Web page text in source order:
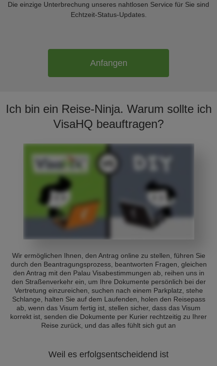
Die einzige Unterbrechung unseres nahtlosen Service für Sie sind
Echtzeit-Status-Updates.
Anfangen
Ich bin ein Reise-Ninja. Warum sollte ich
VisaHQ beauftragen?
Wir ermöglichen Ihnen, den Antrag online zu stellen, führen Sie
durch den Beantragungsprozess, beantworten Fragen, gleichen
den Antrag mit den Palau Visabestimmungen ab, reihen uns in
den Straßenverkehr ein, um Ihre Dokumente persönlich bei der
Vertretung einzureichen, suchen nach einem Parkplatz, stehe
Schlange, halten Sie auf dem Laufenden, holen den Reisepass
ab, wenn das Visum fertig ist, stellen sicher, dass das Visum
korrekt ist, senden die Dokumente per Kurier rechtzeitig zu Ihrer
Reise zurück, und das alles fühlt sich gut an
Weil es erfolgsentscheidend ist